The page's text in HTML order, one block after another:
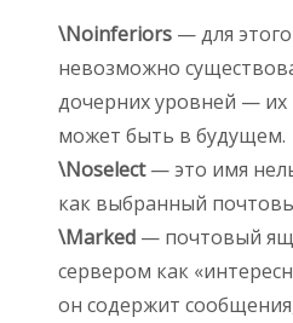
\Noinferiors — для
невозможно
дочерних уровней — их
может быть в будущем.
\Noselect— это имя
как выбранный
\Marked — почтовый
сервером как
он содержит